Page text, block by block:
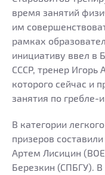
время занятий
им
рамках
инициативу ввел в
СССР, тренер Игорь
которого сейчас и
занятия по гребле-
В категории
призеров
Артем Лисицин
Березкин (СПБГУ). В